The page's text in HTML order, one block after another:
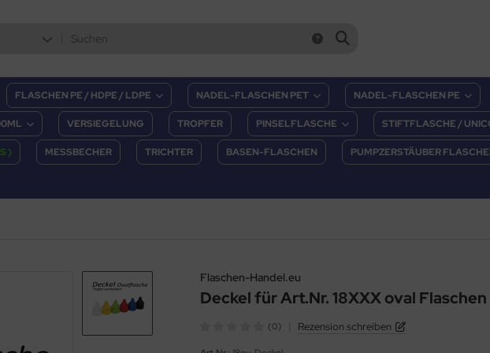
FLASCHEN PE / HDPE / LDPE NADEL-FLASCHEN PET NADEL-FLASCHEN PE
VERSIEGELUNG TROPFER PINSELFLASCHE STIFTFLASCHE /
) MESSBECHER TRICHTER BASEN-FLASCHEN PUMPZERSTÄUBER
Flaschen-Handel.eu
Deckel für Art.Nr. 18XXX oval Flaschen
(0) Rezension schreiben